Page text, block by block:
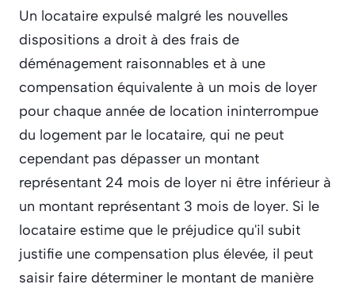
Un locataire expulsé malgré les nouvelles
dispositions a droit à des frais de
déménagement raisonnables et à une
compensation équivalente à un mois de loyer
pour chaque année de location ininterrompue
du logement par le locataire, qui ne peut
cependant pas dépasser un montant
représentant 24 mois de loyer ni être inférieur à
un montant représentant 3 mois de loyer. Si le
locataire estime que le préjudice qu'il subit
justifie une compensation plus élevée, il peut
saisir faire déterminer le montant de manière